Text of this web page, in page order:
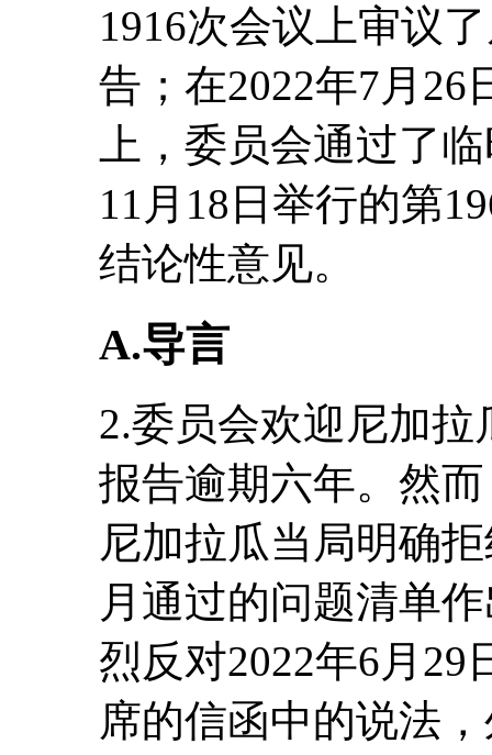
1916次会议上审议
告；在2022年7月26
上，委员会通过了
11月18日举行的第
结论性意见。
A.导言
2.委员会欢迎尼加
报告逾期六年。然
尼加拉瓜当局明确
月通过的问题清单
烈反对2022年6月
席的信函中的说法